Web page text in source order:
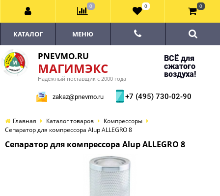
PNEVMO.RU
МАГИМЭКС
Надёжный поставщик с 2000 года
ВСЁ для
сжатого
воздуха!
zakaz@pnevmo.ru +7 (495) 730-02-90
КАТАЛОГ МЕНЮ
Главная Каталог товаров
Компрессоры
Сепаратор для компрессора Alup ALLEGRO 8
Сепаратор для компрессора Alup ALLEGRO 8
0 0 0